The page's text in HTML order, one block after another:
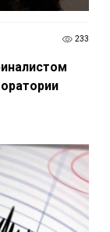
233